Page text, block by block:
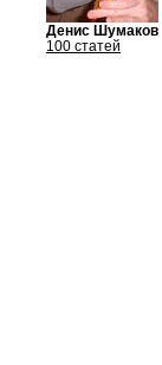
Денис Шумаков
100 статей